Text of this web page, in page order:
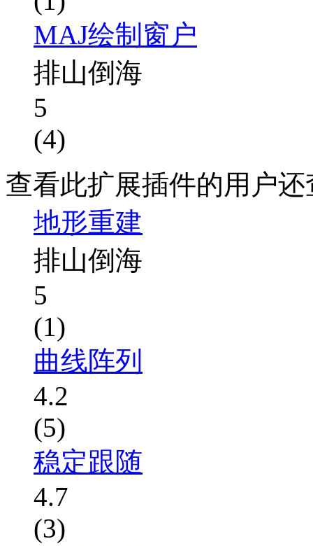
MAJ绘制窗户
排山倒海
5
(4)
查看此扩展插件的用户
地形重建
排山倒海
5
(1)
曲线阵列
4.2
(5)
稳定跟随
4.7
(3)